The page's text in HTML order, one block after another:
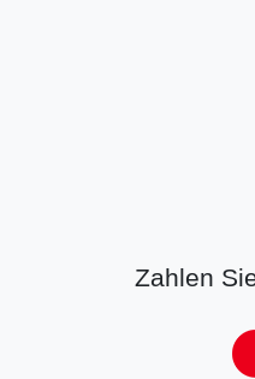
Zahlen